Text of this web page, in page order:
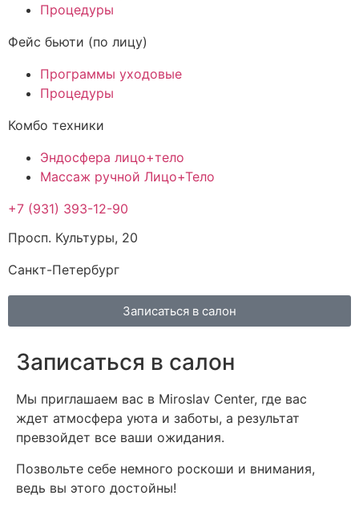
Процедуры
Фейс бьюти (по лицу)
Программы уходовые
Процедуры
Комбо техники
Эндосфера лицо+тело
Массаж ручной Лицо+Тело
+7 (931) 393-12-90
Просп. Культуры, 20
Санкт-Петербург
Записаться в салон
Записаться в салон
Мы приглашаем вас в Miroslav Center, где вас
ждет атмосфера уюта и заботы, а результат
превзойдет все ваши ожидания.
Позвольте себе немного роскоши и внимания,
ведь вы этого достойны!